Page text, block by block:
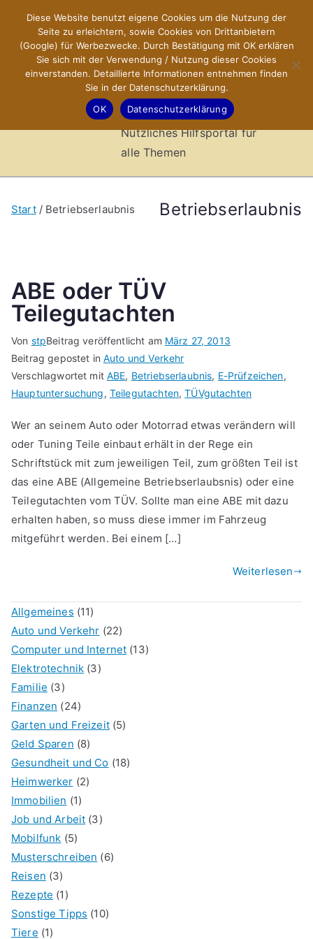
springen
X-Sites.de
–
Hilfsportal
Nützliches Hilfsportal für
alle Themen
Betriebserlaubnis
Start Betriebserlaubnis
ABE oder TÜV
Teilegutachten
Von stpBeitrag veröffentlicht am März 27, 2013
Beitrag gepostet inAuto und Verkehr
Verschlagwortet mitABE, Betriebserlaubnis, E-Prüfzeichen,
Hauptuntersuchung, Teilegutachten,TÜVgutachten
Wer an seinem Auto oder Motorrad etwas verändern will
oder Tuning Teile einbaut erhält in der Rege ein
Schriftstück mit zum jeweiligen Teil, zum größten Teil ist
das eine ABE (Allgemeine Betriebserlaubsnis) oder eine
Teilegutachten vom TÜV. Sollte man eine ABE mit dazu
erhalten haben, so muss diese immer im Fahrzeug
mitgeführt werden. Bei einem […]
Weiterlesen
Allgemeines (11)
Auto und Verkehr (22)
Computer und Internet (13)
Elektrotechnik (3)
Familie (3)
Finanzen (24)
Garten und Freizeit(5)
Geld Sparen (8)
Gesundheit und Co (18)
Heimwerker (2)
Immobilien (1)
Job und Arbeit (3)
Mobilfunk (5)
Musterschreiben (6)
Reisen (3)
Rezepte (1)
Sonstige Tipps (10)
Tiere (1)
Diese Website benutzt eigene Cookies um die Nutzung der
Seite zu erleichtern, sowie Cookies von Drittanbietern
(Google) für Werbezwecke. Durch Bestätigung mit OK erklären
Sie sich mit der Verwendung / Nutzung dieser Cookies
einverstanden. Detaillierte Informationen entnehmen finden
Sie in der Datenschutzerklärung.
OK
Datenschutzerklärung